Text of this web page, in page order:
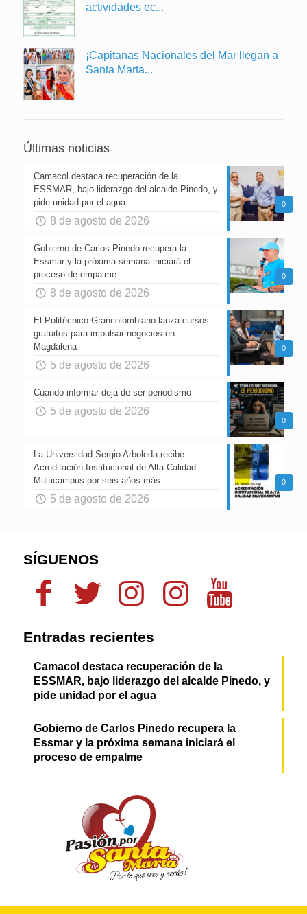
actividades ec...
¡Capitanas Nacionales del Mar llegan a
Santa Marta...
Últimas noticias
0
Camacol destaca recuperación de la
ESSMAR, bajo liderazgo del alcalde Pinedo, y
pide unidad por el agua
8 de agosto de 2026
0
Gobierno de Carlos Pinedo recupera la
Essmar y la próxima semana iniciará el
proceso de empalme
8 de agosto de 2026
0
El Politécnico Grancolombiano lanza cursos
gratuitos para impulsar negocios en
Magdalena
5 de agosto de 2026
0
Cuando informar deja de ser periodismo
5 de agosto de 2026
0
La Universidad Sergio Arboleda recibe
Acreditación Institucional de Alta Calidad
Multicampus por seis años más
5 de agosto de 2026
SÍGUENOS
Entradas recientes
Camacol destaca recuperación de la
ESSMAR, bajo liderazgo del alcalde Pinedo, y
pide unidad por el agua
Gobierno de Carlos Pinedo recupera la
Essmar y la próxima semana iniciará el
proceso de empalme